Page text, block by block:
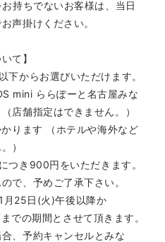
持ちでないお客様は、当日
声掛けください。
て】
下からお選びいただけます。
mini ららぽーと名古屋みな
店舗指定はできません。）
かります （ホテルや海外など
）
つき 900円をいただきます。
で、予めご了承下さい。
月 25日 (火 )午後以降か
での期間とさせて頂きます。
、予約キャンセルとみな